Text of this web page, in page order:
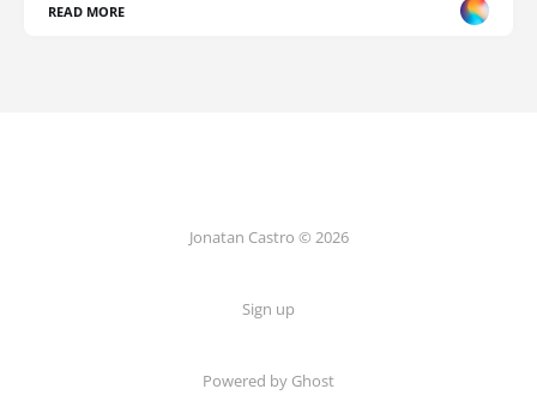
READ MORE
Jonatan Castro © 2026
Sign up
Powered by Ghost